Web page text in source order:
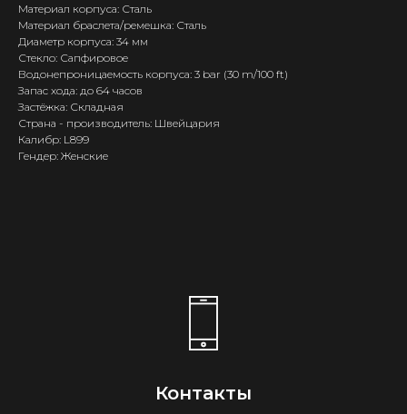
Материал корпуса: Сталь
Материал браслета/ремешка: Сталь
Диаметр корпуса: 34 мм
Стекло: Сапфировое
Водонепроницаемость корпуса: 3 bar (30 m/100 ft)
Запас хода: до 64 часов
Застёжка: Складная
Страна - производитель: Швейцария
Калибр: L899
Гендер: Женские
Контакты